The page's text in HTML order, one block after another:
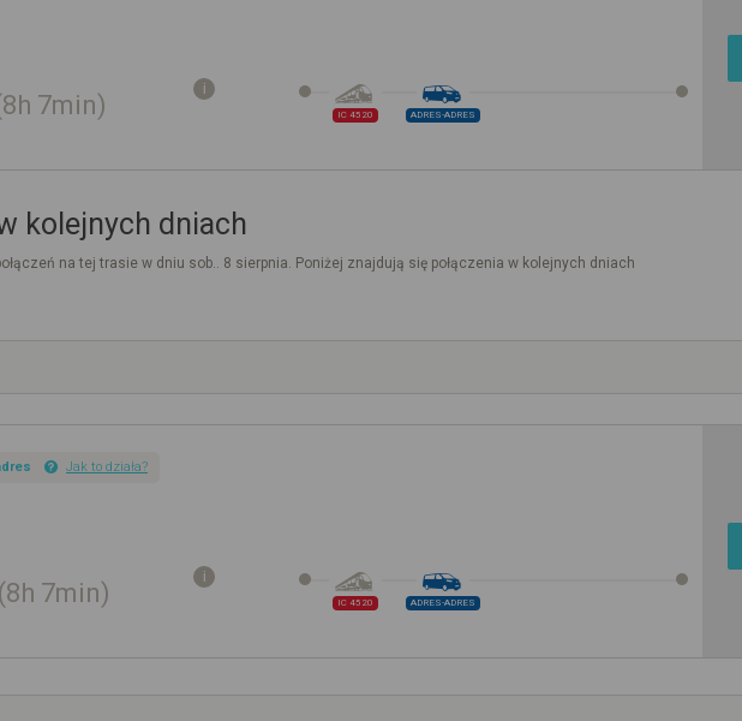
8h 7min IC 4520 ADRES-ADRES
kolejnych dniach
na tej trasie w dniu sob.. 8 sierpnia. Poniżej znajdują się połączenia w kolejnych dniach
Jak to działa?
8h 7min IC 4520 ADRES-ADRES